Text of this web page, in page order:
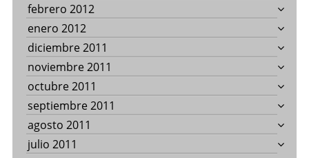
febrero 2012
enero 2012
diciembre 2011
noviembre 2011
octubre 2011
septiembre 2011
agosto 2011
julio 2011